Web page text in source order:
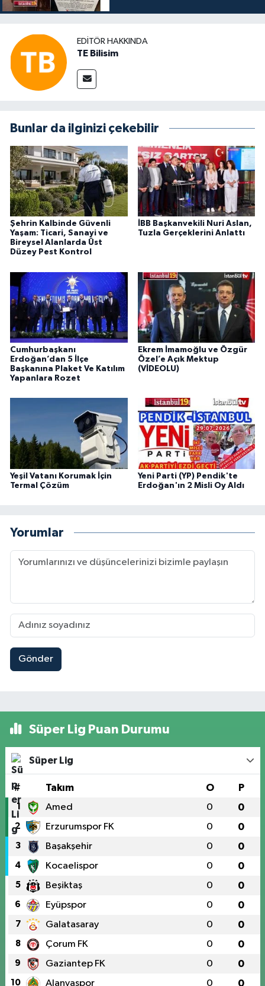
EDITÖR HAKKINDA
TE Bilisim
Bunlar da ilginizi çekebilir
Şehrin Kalbinde Güvenli
Yaşam: Ticari, Sanayi ve
Bireysel Alanlarda Üst
Düzey Pest Kontrol
İBB Başkanvekili Nuri Aslan,
Tuzla Gerçeklerini Anlattı
Cumhurbaşkanı
Erdoğan’dan 5 İlçe
Başkanına Plaket Ve Katılım
Yapanlara Rozet
Ekrem İmamoğlu ve Özgür
Özel’e Açık Mektup
(VİDEOLU)
Yeşil Vatanı Korumak İçin
Termal Çözüm
Yeni Parti (YP) Pendik'te
Erdoğan'ın 2 Misli Oy Aldı
Yorumlar
Gönder
Süper Lig Puan Durumu
Süper Lig
# Takım O P
1 Amed 0 0
2 Erzurumspor FK 0 0
3 Başakşehir 0 0
4 Kocaelispor 0 0
5 Beşiktaş 0 0
6 Eyüpspor 0 0
7 Galatasaray 0 0
8 Çorum FK 0 0
9 Gaziantep FK 0 0
10 Alanyaspor 0 0